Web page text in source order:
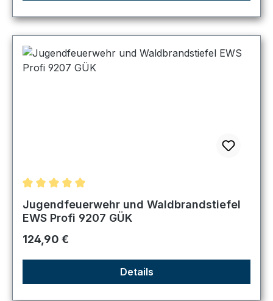
Durchschnittliche Bewertung von 5 von 5 Sternen
Jugendfeuerwehr und Waldbrandstiefel
EWS Profi 9207 GÜK
Regulärer Preis:
124,90 €
Details